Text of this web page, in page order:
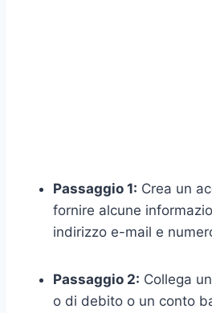
Passaggio 1: Crea un
fornire alcune
indirizzo e-mail e
Passaggio 2: Collega
o di debito o un conto